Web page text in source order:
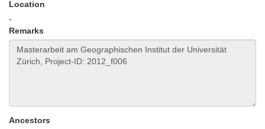
Location
-
Remarks
Ancestors